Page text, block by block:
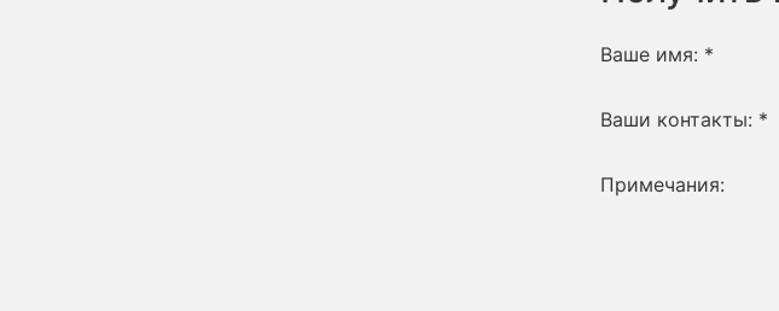
Ваше имя: *
Ваши контакты: *
Примечания: